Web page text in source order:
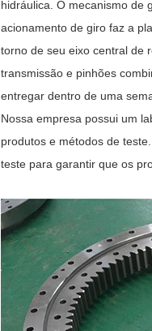
hidráulica. O mecanismo de
acionamento de giro faz a
torno de seu eixo central de
transmissão e pinhões
entregar dentro de uma
Nossa empresa possui um
produtos e métodos de
teste para garantir que os